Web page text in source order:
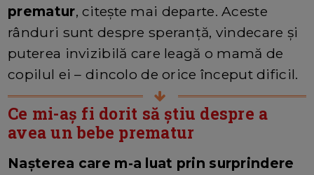
prematur, citește mai departe. Aceste
rânduri sunt despre speranță, vindecare și
puterea invizibilă care leagă o mamă de
copilul ei – dincolo de orice început dificil.
Ce mi-aș fi dorit să știu despre a
avea un bebe prematur
Nașterea care m-a luat prin surprindere